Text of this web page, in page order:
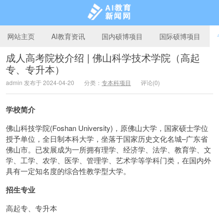
网站主页 AI教育资讯 国内硕博项目 国际硕博项目
成人高考院校介绍 | 佛山科学技术学院（高起
专、专升本）
admin 发布于 2024-04-20 分类： 专本科项目 评论(0)
学校简介
佛山科技学院(Foshan University)，原佛山大学，国家硕士学位
授予单位，全日制本科大学，坐落于国家历史文化名城–广东省
佛山市。已发展成为一所拥有理学、经济学、法学、教育学、文
学、工学、农学、医学、管理学、艺术学等学科门类，在国内外
具有一定知名度的综合性教学型大学。
招生专业
高起专、专升本